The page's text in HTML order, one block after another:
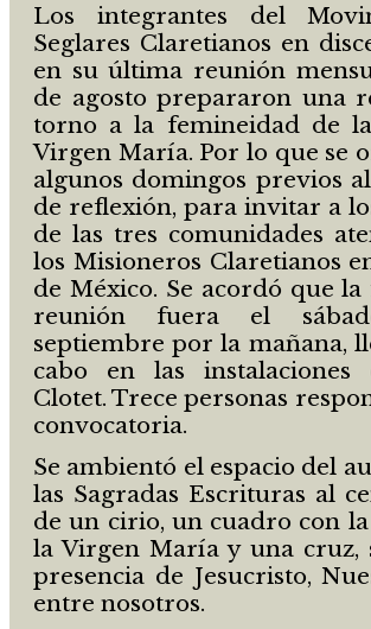
Los integrantes del
Seglares Claretianos en
en su última reunión
de agosto prepararon una
torno a la femineidad de
Virgen María. Por lo que se
algunos domingos previos
de reflexión, para invitar a
de las tres comunidades
los Misioneros Claretianos
de México. Se acordó que
reunión fuera el
septiembre por la mañana,
cabo en las instalaciones
Clotet. Trece personas
convocatoria.
Se ambientó el espacio del
las Sagradas Escrituras al
de un cirio, un cuadro con
la Virgen María y una cruz,
presencia de Jesucristo,
entre nosotros.